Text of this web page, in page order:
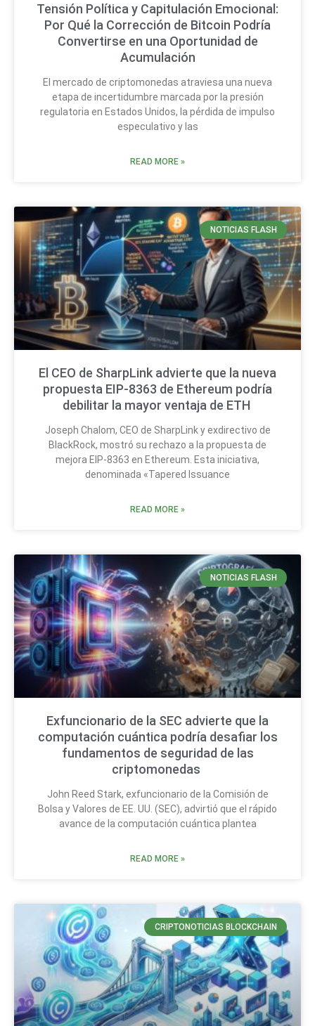
Tensión Política y Capitulación Emocional:
Por Qué la Corrección de Bitcoin Podría
Convertirse en una Oportunidad de
Acumulación
El mercado de criptomonedas atraviesa una nueva
etapa de incertidumbre marcada por la presión
regulatoria en Estados Unidos, la pérdida de impulso
especulativo y las
READ MORE »
NOTICIAS FLASH
El CEO de SharpLink advierte que la nueva
propuesta EIP-8363 de Ethereum podría
debilitar la mayor ventaja de ETH
Joseph Chalom, CEO de SharpLink y exdirectivo de
BlackRock, mostró su rechazo a la propuesta de
mejora EIP-8363 en Ethereum. Esta iniciativa,
denominada «Tapered Issuance
READ MORE »
NOTICIAS FLASH
Exfuncionario de la SEC advierte que la
computación cuántica podría desafiar los
fundamentos de seguridad de las
criptomonedas
John Reed Stark, exfuncionario de la Comisión de
Bolsa y Valores de EE. UU. (SEC), advirtió que el rápido
avance de la computación cuántica plantea
READ MORE »
CRIPTONOTICIAS BLOCKCHAIN